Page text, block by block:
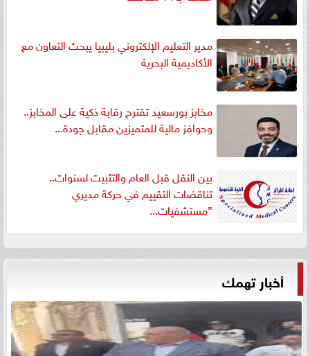
مدير التعليم الإلكتروني بليبيا يبحث التعاون مع
الأكاديمية البحرية
مخابز بورسعيد تقترح رقابة ذكية على المخابز..
وحوافز مالية للمتميزين مقابل جودة...
بين النقل قبل العام والتثبيت لسنوات..
تناقضات التقييم في حركة مديري
”مستشفيات...
أخبار تهمك